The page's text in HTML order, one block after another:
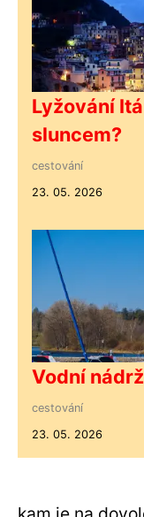
Lyžování
sluncem?
cestování
23. 05. 2026
Vodní
cestování
23. 05. 2026